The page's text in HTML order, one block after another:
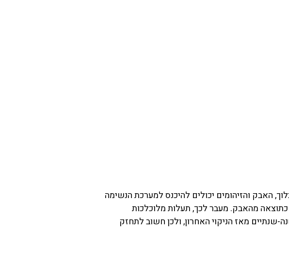
האבק והזיהומים יכולים להיכנס למערכת הנשימה
כתוצאה מהאבק. מעבר לכך, תעלות מלוכלכות
שנתיים מאז הניקוי האחרון, ולכן חשוב לתחזק